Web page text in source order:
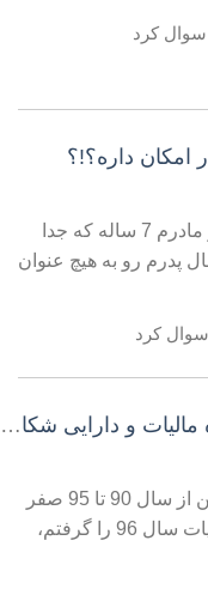
سوال کرد
امکان داره؟!؟
سلام 19 سالمه و پدر و مادرم 7 ساله که جدا
و من توی این 7 سال پدرم رو به هیچ عنوان
سوال کرد
مالیات و دارایی
سلام مالیات بر اجاره من از سال 90 تا 95 صفر
ریال بود. وقتی برگ مالیات سال 96 را گرفتم،